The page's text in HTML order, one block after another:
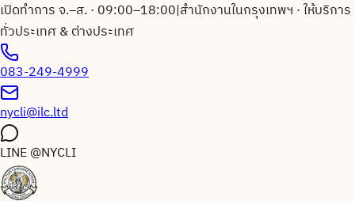
เปิดทำการ จ.–ส. · 09:00–18:00|สำนักงานในกรุงเทพฯ · ให้บริการ
ทั่วประเทศ & ต่างประเทศ
083-249-4999
nycli@ilc.ltd
LINE@NYCLI